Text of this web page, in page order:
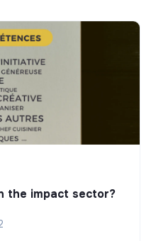
the impact sector?